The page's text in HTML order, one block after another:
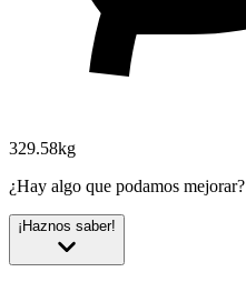
329.58kg
¿Hay algo que podamos mejorar?
¡Haznos saber!